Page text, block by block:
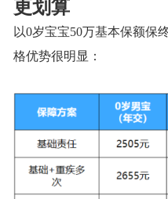
更划算
以0岁宝宝50万基本保额保
格优势很明显：